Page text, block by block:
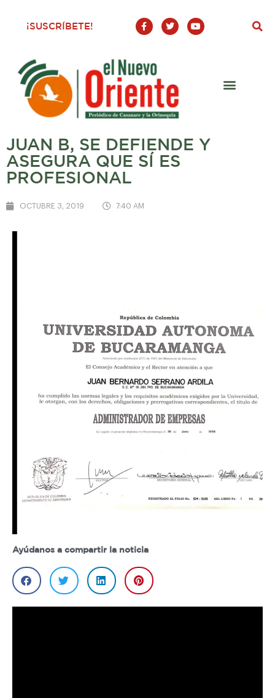
¡SUSCRÍBETE!
F
a
c
o
o
-
T
w
i
Y
o
u
JUAN B, SE DEFIENDE Y
ASEGURA QUE SÍ ES
PROFESIONAL
OCTUBRE 3, 2019 7:40 AM
Ayúdanos a compartir la noticia